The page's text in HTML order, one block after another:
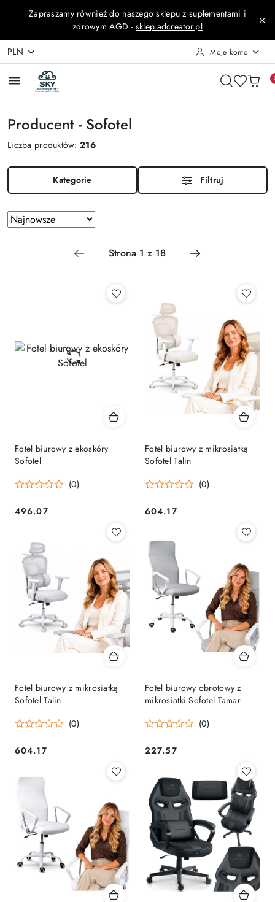
Przejdź do treści głównej
Przejdź do wyszukiwarki
Przejdź do moje konto
Przejdź do menu głównego
Przejdź do stopki
Zapraszamy również do naszego sklepu z suplementami i
zdrowym AGD - sklep.adcreator.pl
PLN Moje konto
Producent - Sofotel
Liczba produktów:216
Kategorie Filtruj
Zastosowano
sortowanie:
Sortuj
według
Fotel biurowy z ekoskóry
Sofotel
(0)
Cena:
496.07
Fotel biurowy z mikrosiatką
Sofotel Talin
(0)
Cena:
604.17
Fotel biurowy z mikrosiatką
Sofotel Talin
(0)
Cena:
604.17
Fotel biurowy obrotowy z
mikrosiatki Sofotel Tamar
(0)
Cena:
227.57